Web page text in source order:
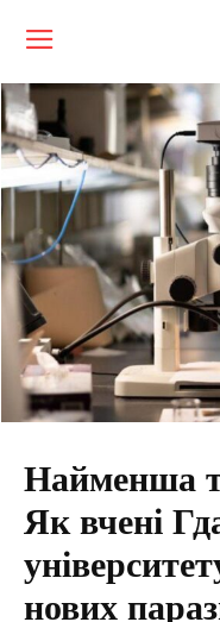
Найменша
Як вчені
нових